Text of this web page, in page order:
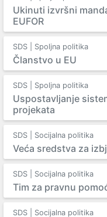
Ukinuti izvršni
EUFOR
SDS | Spoljna politika
Članstvo u EU
SDS | Spoljna politika
Uspostavljanje
projekata
SDS | Socijalna politika
Veća sredstva za
SDS | Socijalna politika
Tim za pravnu
SDS | Socijalna politika